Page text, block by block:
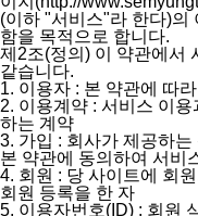
(이하 "서비스"라 한다)의
함을 목적으로 합니다.
제2조(정의) 이 약관에서
같습니다.
1. 이용자 : 본 약관에 따
2. 이용계약 : 서비스 이
하는 계약
3. 가입 : 회사가 제공하
본 약관에 동의하여 서비
4. 회원 : 당 사이트에 회
회원 등록을 한 자
5. 이용자번호(ID) : 회원